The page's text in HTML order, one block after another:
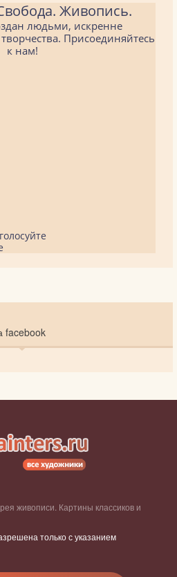
Живопись.
людьми, искренне
Присоединяйтесь
к нам!
facebook
живописи. Картины классиков и
только с указанием